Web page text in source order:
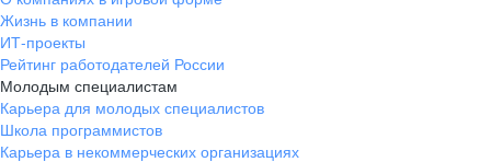
Жизнь в компании
ИТ-проекты
Рейтинг работодателей России
Молодым специалистам
Карьера для молодых специалистов
Школа программистов
Карьера в некоммерческих организациях